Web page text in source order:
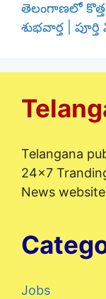
తెలంగాణలో కొత్త
శుభవార్త |
Telangana
24x7
News website
Jobs